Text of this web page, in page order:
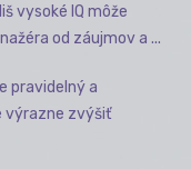
vysoké IQ môže
od záujmov a ...
pravidelný a
výrazne zvýšiť